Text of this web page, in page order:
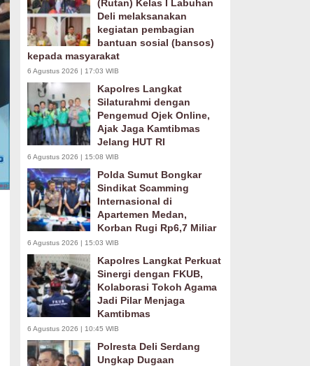
(Rutan) Kelas I Labuhan
Deli melaksanakan
kegiatan pembagian
bantuan sosial (bansos)
kepada masyarakat
6 Agustus 2026 | 17:03 WIB
Kapolres Langkat
Silaturahmi dengan
Pengemud Ojek Online,
Ajak Jaga Kamtibmas
Jelang HUT RI
6 Agustus 2026 | 15:08 WIB
Polda Sumut Bongkar
Sindikat Scamming
Internasional di
Apartemen Medan,
Korban Rugi Rp6,7 Miliar
6 Agustus 2026 | 15:03 WIB
Kapolres Langkat Perkuat
Sinergi dengan FKUB,
Kolaborasi Tokoh Agama
Jadi Pilar Menjaga
Kamtibmas
6 Agustus 2026 | 10:45 WIB
Polresta Deli Serdang
Ungkap Dugaan